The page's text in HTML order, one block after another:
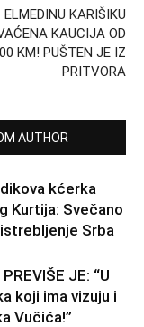
ELMEDINU KARIŠIKU
KAUCIJA OD
KM! PUŠTEN JE IZ
PRITVORA
AUTHOR
kćerka
Kurtija: Svečano
Srba
JE: “U
koji ima vizuju i
Vučića!”